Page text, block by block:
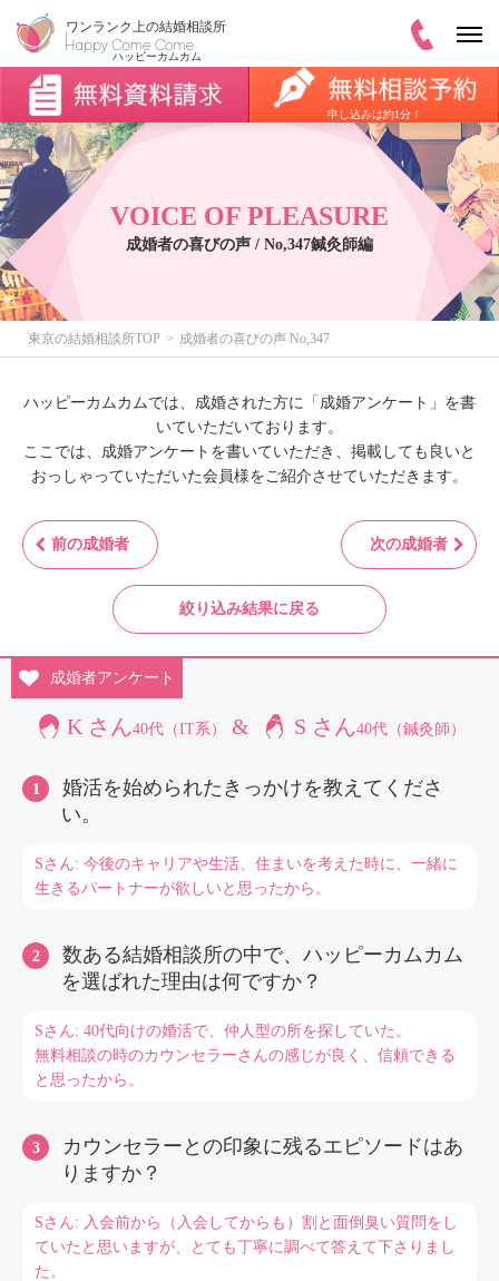
申し込みは約1分！
VOICE OF PLEASURE
成婚者の喜びの声 / No,347鍼灸師編
東京の結婚相談所TOP 成婚者の喜びの声 No,347
ハッピーカムカムでは、成婚された方に「成婚アンケート」を書
いていただいております。
ここでは、成婚アンケートを書いていただき、掲載しても良いと
おっしゃっていただいた会員様をご紹介させていただきます。
前の成婚者 次の成婚者
絞り込み結果に戻る
成婚者アンケート
K さん40代（IT系） & S さん40代（鍼灸師）
婚活を始められたきっかけを教えてくださ
い。
Sさん: 今後のキャリアや生活、住まいを考えた時に、一緒に
生きるパートナーが欲しいと思ったから。
数ある結婚相談所の中で、ハッピーカムカム
を選ばれた理由は何ですか？
Sさん: 40代向けの婚活で、仲人型の所を探していた。
無料相談の時のカウンセラーさんの感じが良く、信頼できる
と思ったから。
カウンセラーとの印象に残るエピソードはあ
りますか？
Sさん: 入会前から（入会してからも）割と面倒臭い質問をし
ていたと思いますが、とても丁寧に調べて答えて下さりまし
た。